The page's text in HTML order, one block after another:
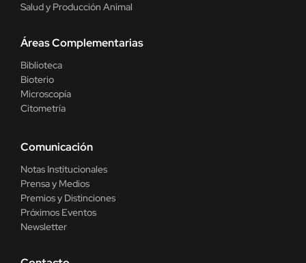
Salud y Producción Animal
Áreas Complementarias
Biblioteca
Bioterio
Microscopía
Citometría
Comunicación
Notas Institucionales
Prensa y Medios
Premios y Distinciones
Próximos Eventos
Newsletter